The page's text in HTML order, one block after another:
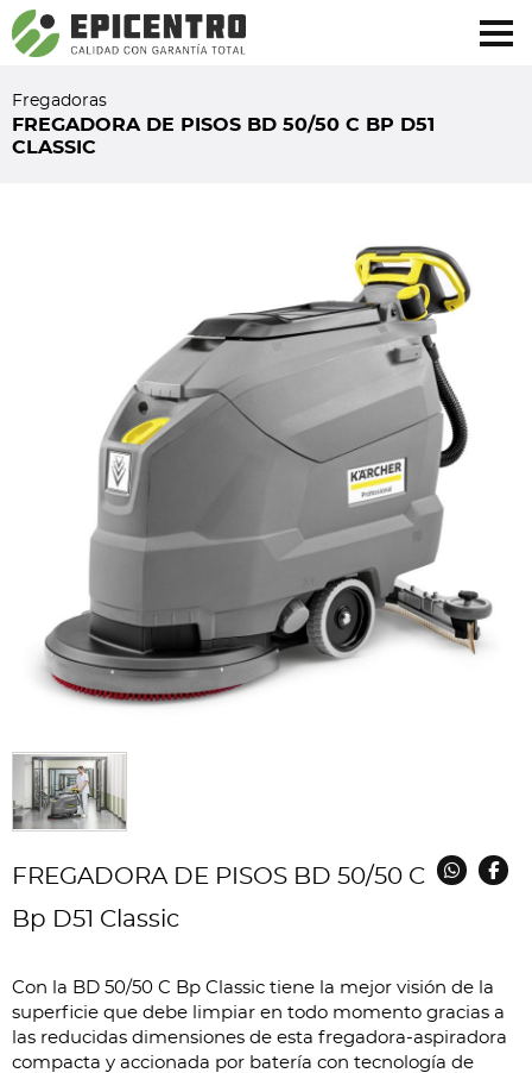
¿Olvidó su contraseña?Regístrese aquí
Fregadoras
FREGADORA DE PISOS BD 50/50 C BP D51
CLASSIC
FREGADORA DE PISOS BD 50/50 C
Bp D51 Classic
Con la BD 50/50 C Bp Classic tiene la mejor visión de la
superficie que debe limpiar en todo momento gracias a
las reducidas dimensiones de esta fregadora-aspiradora
compacta y accionada por batería con tecnología de